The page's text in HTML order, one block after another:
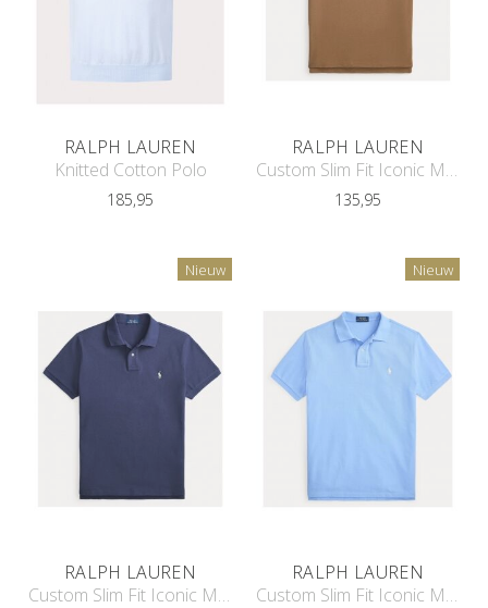
RALPH LAUREN
Knitted Cotton Polo
185,95
RALPH LAUREN
Custom Slim Fit Iconic Mesh Polo
135,95
RALPH LAUREN
Custom Slim Fit Iconic Mesh Polo
Nieuw
RALPH LAUREN
Custom Slim Fit Iconic Mesh Polo
Nieuw